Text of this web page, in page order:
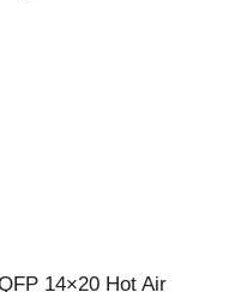
14×20 Hot Air